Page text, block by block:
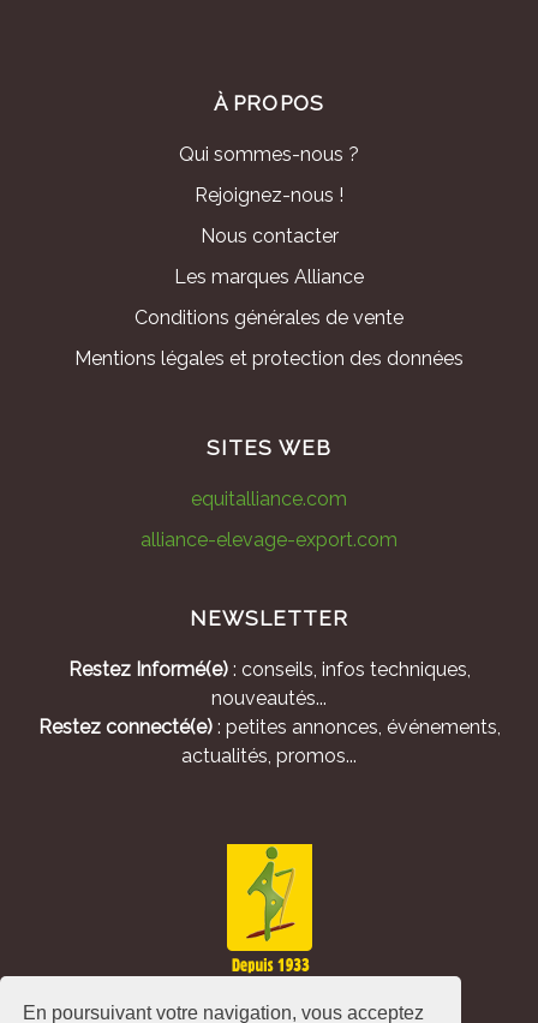
En poursuivant votre navigation, vous acceptez
À PROPOS
Qui sommes-nous ?
Rejoignez-nous !
Nous contacter
Les marques Alliance
Conditions générales de vente
Mentions légales et protection des données
SITES WEB
equitalliance.com
alliance-elevage-export.com
NEWSLETTER
Restez Informé(e): conseils, infos techniques,
nouveautés...
Restez connecté(e): petites annonces, événements,
actualités, promos...